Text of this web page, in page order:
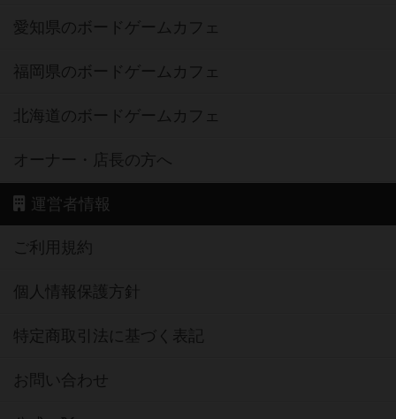
愛知県のボードゲームカフェ
福岡県のボードゲームカフェ
北海道のボードゲームカフェ
オーナー・店長の方へ
運営者情報
ご利用規約
個人情報保護方針
特定商取引法に基づく表記
お問い合わせ